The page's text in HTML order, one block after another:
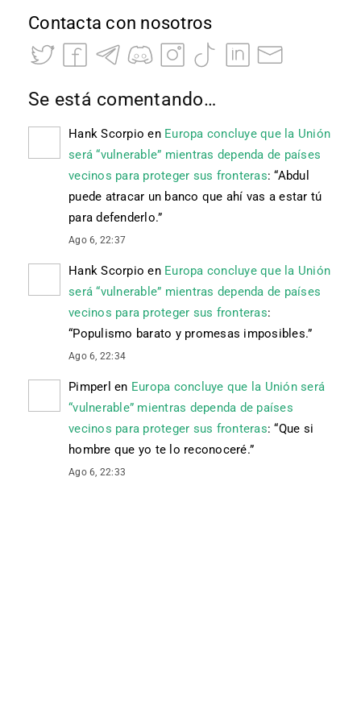
Contacta con nosotros
Se está comentando…
Hank Scorpio en Europa concluye que la Unión
será “vulnerable” mientras dependa de países
vecinos para proteger sus fronteras: “Abdul
puede atracar un banco que ahí vas a estar tú
para defenderlo.”
Ago 6, 22:37
Hank Scorpio en Europa concluye que la Unión
será “vulnerable” mientras dependa de países
vecinos para proteger sus fronteras:
“Populismo barato y promesas imposibles.”
Ago 6, 22:34
Pimperl en Europa concluye que la Unión será
“vulnerable” mientras dependa de países
vecinos para proteger sus fronteras: “Que si
hombre que yo te lo reconoceré.”
Ago 6, 22:33